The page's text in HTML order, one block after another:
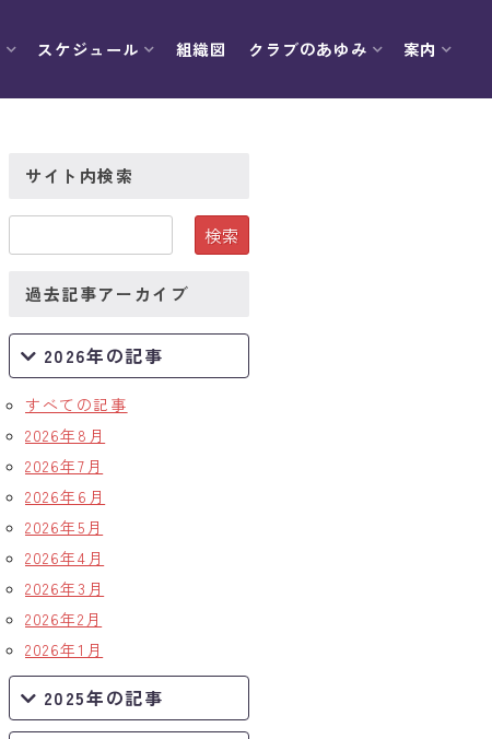
スケジュール 組織図 クラブのあゆみ 案内
サイト内検索
過去記事アーカイブ
2026年の記事
すべての記事
2026年8月
2026年7月
2026年6月
2026年5月
2026年4月
2026年3月
2026年2月
2026年1月
2025年の記事